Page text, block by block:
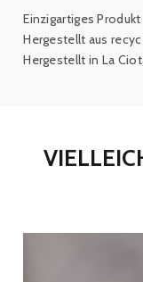
Einzigartiges Produkt
Hergestellt aus
Hergestellt in La